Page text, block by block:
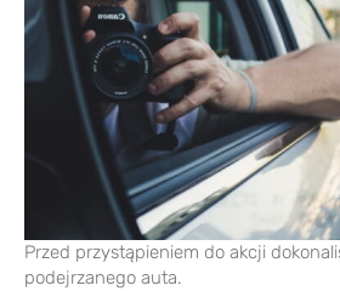
Przed przystąpieniem do akcji
podejrzanego auta.